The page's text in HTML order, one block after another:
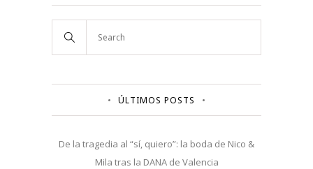
ÚLTIMOS POSTS
De la tragedia al “sí, quiero”: la boda de Nico &
Mila tras la DANA de Valencia